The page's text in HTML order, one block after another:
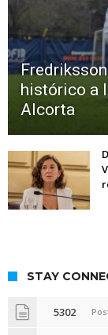
histórico a
Alcorta
STAY
5302